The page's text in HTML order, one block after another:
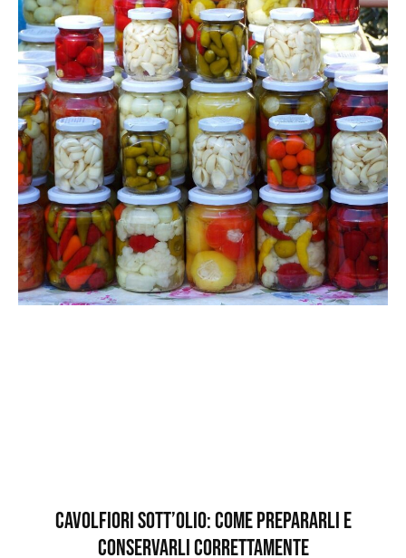
Cavolfiori sott’olio: come prepararli e
conservarli correttamente